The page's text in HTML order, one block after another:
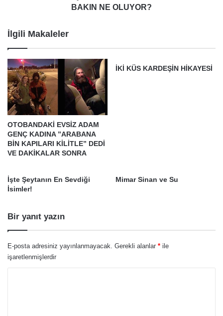
BAKIN NE OLUYOR?
İlgili Makaleler
OTOBANDAKİ EVSİZ ADAM
GENÇ KADINA ”ARABANA
BİN KAPILARI KİLİTLE” DEDİ
VE DAKİKALAR SONRA
İKİ KÜS KARDEŞİN HİKAYESİ
İşte Şeytanın En Sevdiği
İsimler!
Mimar Sinan ve Su
Bir yanıt yazın
E-posta adresiniz yayınlanmayacak. Gerekli alanlar * ile
işaretlenmişlerdir